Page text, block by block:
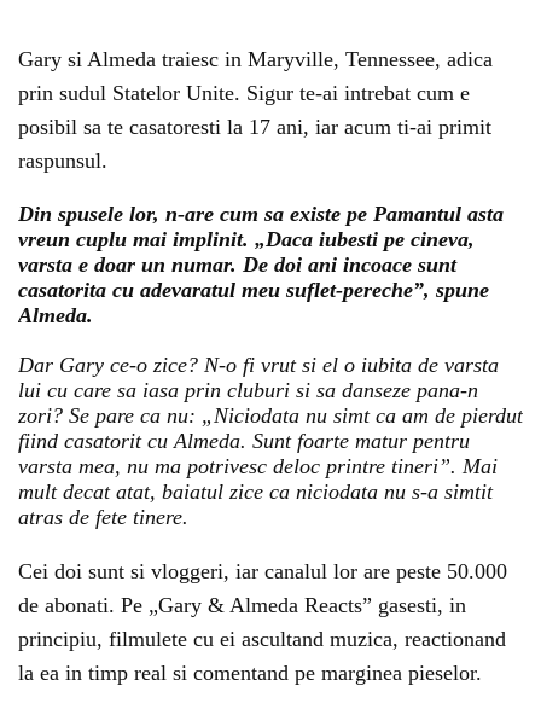
Gary si Almeda traiesc in Maryville, Tennessee, adica
prin sudul Statelor Unite. Sigur te-ai intrebat cum e
posibil sa te casatoresti la 17 ani, iar acum ti-ai primit
raspunsul.
Din spusele lor, n-are cum sa existe pe Pamantul asta
vreun cuplu mai implinit. „Daca iubesti pe cineva,
varsta e doar un numar. De doi ani incoace sunt
casatorita cu adevaratul meu suflet-pereche”, spune
Almeda.
Dar Gary ce-o zice? N-o fi vrut si el o iubita de varsta
lui cu care sa iasa prin cluburi si sa danseze pana-n
zori? Se pare ca nu: „Niciodata nu simt ca am de pierdut
fiind casatorit cu Almeda. Sunt foarte matur pentru
varsta mea, nu ma potrivesc deloc printre tineri”. Mai
mult decat atat, baiatul zice ca niciodata nu s-a simtit
atras de fete tinere.
Cei doi sunt si vloggeri, iar canalul lor are peste 50.000
de abonati. Pe „Gary & Almeda Reacts” gasesti, in
principiu, filmulete cu ei ascultand muzica, reactionand
la ea in timp real si comentand pe marginea pieselor.